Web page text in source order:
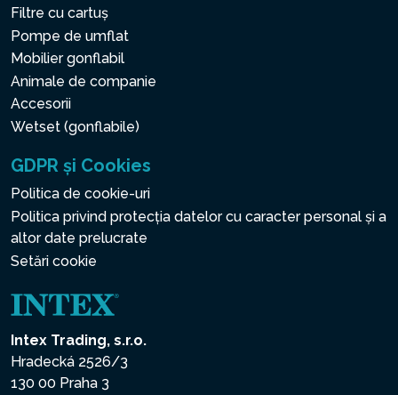
Filtre cu cartuș
Pompe de umflat
Mobilier gonflabil
Animale de companie
Accesorii
Wetset (gonflabile)
GDPR și Cookies
Politica de cookie-uri
Politica privind protecția datelor cu caracter personal și a
altor date prelucrate
Setări cookie
Intex Trading, s.r.o.
Hradecká 2526/3
130 00 Praha 3